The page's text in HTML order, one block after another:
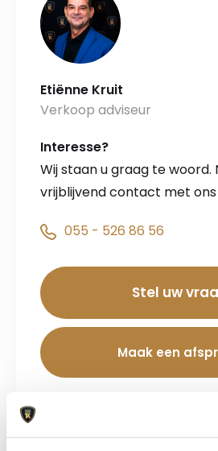
Etiënne Kruit
Verkoop adviseur
Interesse?
Wij staan u graag te woord.
vrijblijvend contact met ons
055 - 526 86 56
Stel uw
Maak een